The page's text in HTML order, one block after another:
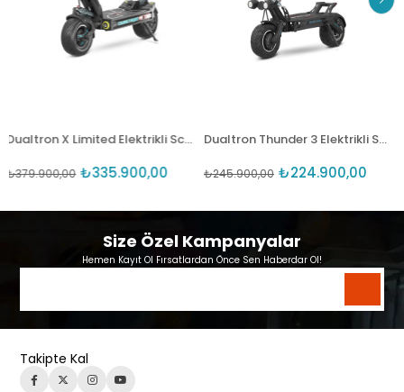
Dualtron X Limited Elektrikli Scooter
₺335.900,00
Dualtron Thunder 3 Elektrikli Scooter
₺224.900,00
₺245.900,00
Size Özel Kampanyalar
Hemen Kayıt Ol Fırsatlardan Önce Sen Haberdar Ol!
Takipte Kal